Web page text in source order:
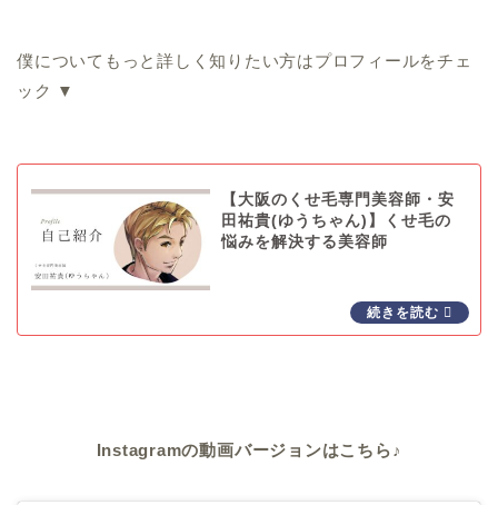
僕についてもっと詳しく知りたい方はプロフィールをチェ
ック ▼
【大阪のくせ毛専門美容師・安
田祐貴(ゆうちゃん)】くせ毛の
悩みを解決する美容師
Instagramの動画バージョンはこちら♪